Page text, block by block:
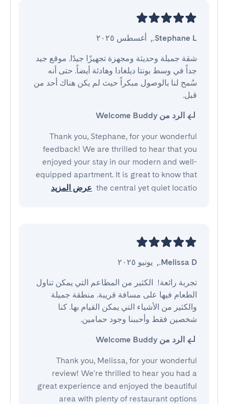
Stephane L.
, أغسطس ٢٠٢٥
قبل.
الرد من Welcome Buddy
Thank you, Stephane, for your wonderful
feedback! We are thrilled to hear that you
enjoyed your stay in our modern and well-
equipped apartment. It is great to know that
the central yet quiet locatio عرض المزيد
Melissa D.
, يونيو ٢٠٢٥
شخصين فقط وأحببنا وجود حمامين.
الرد من Welcome Buddy
Thank you, Melissa, for your wonderful
review! We're thrilled to hear you had a
great experience and enjoyed the beautiful
area with plenty of restaurant options